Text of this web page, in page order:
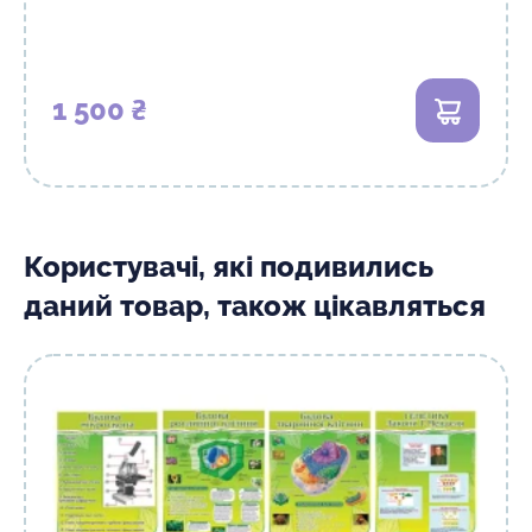
1 500 ₴ В кошик
Користувачі, які подивились
даний товар, також цікавляться